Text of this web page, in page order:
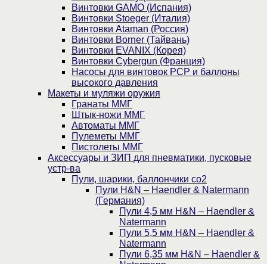
Винтовки GAMO (Испания)
Винтовки Stoeger (Италия)
Винтовки Ataman (Россия)
Винтовки Borner (Тайвань)
Винтовки EVANIX (Корея)
Винтовки Cybergun (Франция)
Насосы для винтовок PCP и баллоны
высокого давления
Макеты и муляжи оружия
Гранаты ММГ
Штык-ножи ММГ
Автоматы ММГ
Пулеметы ММГ
Пистолеты ММГ
Аксессуары и ЗИП для пневматики, пусковые
устр-ва
Пули, шарики, баллончики со2
Пули H&N – Haendler & Natermann
(Германия)
Пули 4,5 мм H&N – Haendler &
Natermann
Пули 5,5 мм H&N – Haendler &
Natermann
Пули 6,35 мм H&N – Haendler &